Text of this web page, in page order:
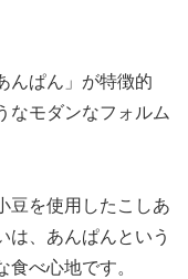
んぱん」が特徴的
なモダンなフォルム
豆を使用したこしあ
は、あんぱんという
べ心地です。